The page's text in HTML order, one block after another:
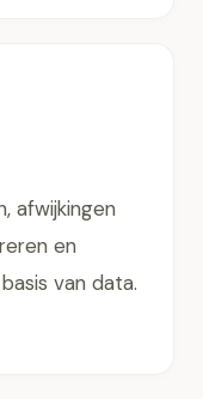
afwijkingen
en
van data.